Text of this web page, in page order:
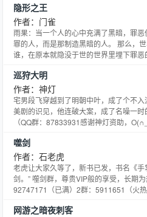
隐形之王
作者：门雀
雨果：当一个人的心中充满了黑暗，罪
罪的人，而是那制造黑暗的人。 那么，
谁，在原本就隐没于世的世界里埋下罪
女老师，单纯的初恋，失落的红尘女……
世界，而与之相随的，还有阴谋、阳谋，
巡狩大明
作者：神灯
宅男段飞穿越到了明朝中叶，成了个不
美剧的识见，他连破大案，成了名噪一时
（QQ群：87833931感谢神灯资助，
波；内阁六部哭喊着推他上位；打着替天
角…… 巧妙周旋于各大势力之间，替天巡
噬剑
作者：石老虎
老虎让大家久等了，新书已发，书名《
剑。” 噬剑群，尊贵VIP般的享受，长期
92747171（已满）2群：5911651（火热
网游之暗夜刺客